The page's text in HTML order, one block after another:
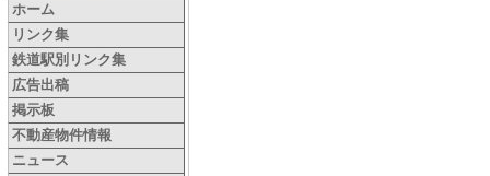
ホーム
リンク集
鉄道駅別リンク集
広告出稿
掲示板
不動産物件情報
ニュース